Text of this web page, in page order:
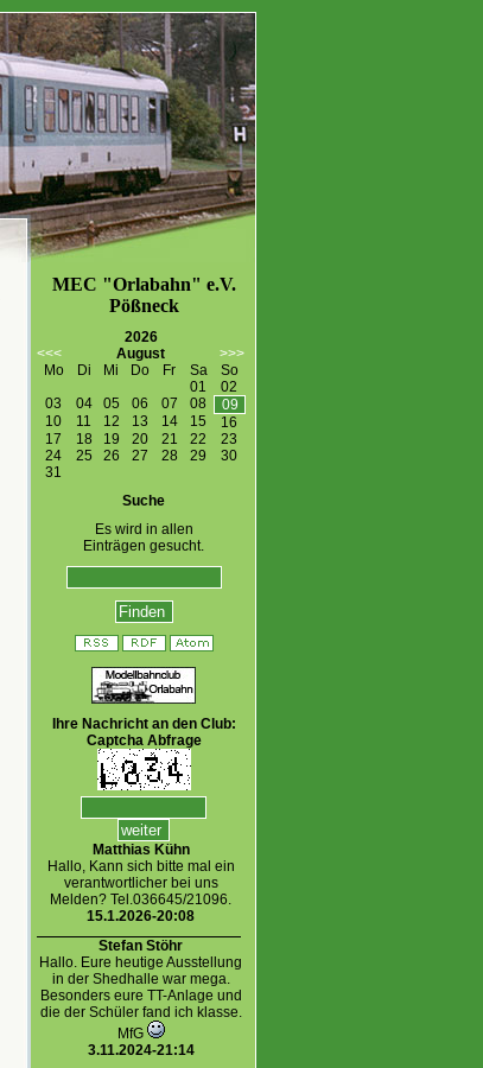
MEC "Orlabahn" e.V.
Pößneck
2026
<<<
August
>>>
Mo
Di Mi Do Fr Sa
So
01
02
03
04 05 06 07 08
09
10
11 12 13 14 15
16
17
18 19 20 21 22
23
24
25 26 27 28 29
30
31
Suche
Es wird in allen
Einträgen gesucht.
Ihre Nachricht an den Club:
Captcha Abfrage
Matthias Kühn
Hallo, Kann sich bitte mal ein
verantwortlicher bei uns
Melden? Tel.036645/21096.
15.1.2026-20:08
Stefan Stöhr
Hallo. Eure heutige Ausstellung
in der Shedhalle war mega.
Besonders eure TT-Anlage und
die der Schüler fand ich klasse.
MfG
3.11.2024-21:14